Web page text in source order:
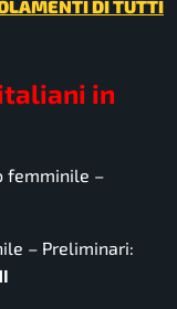
DI TUTTI
in
femminile –
– Preliminari: